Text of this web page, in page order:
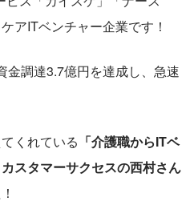
アITベンチャー企業です！
金調達3.7億円を達成し、急速
くれている 「介護職からITベ
スタマーサクセスの西村さん